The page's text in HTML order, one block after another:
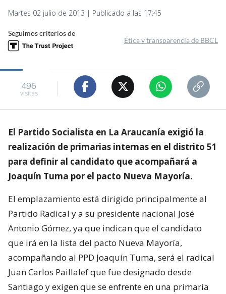
Martes 02 julio de 2013 | Publicado a las 17:45
Seguimos criterios de
Ética y transparencia de BBCL
496
visitas
El Partido Socialista en La Araucanía exigió la
realización de primarias internas en el distrito 51
para definir al candidato que acompañará a
Joaquín Tuma por el pacto Nueva Mayoría.
El emplazamiento está dirigido principalmente al
Partido Radical y a su presidente nacional José
Antonio Gómez, ya que indican que el candidato
que irá en la lista del pacto Nueva Mayoría,
acompañando al PPD Joaquín Tuma, será el radical
Juan Carlos Paillalef que fue designado desde
Santiago y exigen que se enfrente en una primaria